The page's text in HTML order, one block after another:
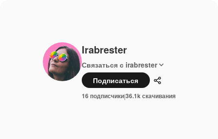
Irabrester
Связаться с irabrester
Подписаться
Поделиться
16 подписчики|36.1k скачивания